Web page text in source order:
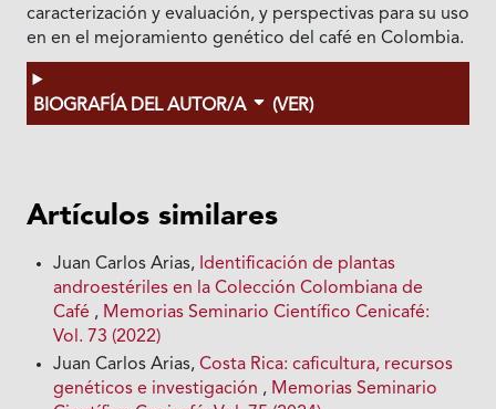
caracterización y evaluación, y perspectivas para su uso
en en el mejoramiento genético del café en Colombia.
BIOGRAFÍA DEL AUTOR/A (VER)
Artículos similares
Juan Carlos Arias, Identificación de plantas
androestériles en la Colección Colombiana de
Café , Memorias Seminario Científico Cenicafé:
Vol. 73 (2022)
Juan Carlos Arias,Costa Rica: caficultura, recursos
genéticos e investigación , Memorias Seminario